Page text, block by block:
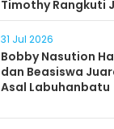
Timothy Rangkuti
31 Jul 2026
Bobby Nasution
dan Beasiswa
Asal Labuhanbatu